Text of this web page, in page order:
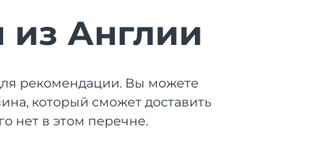
из Англии
рекомендации. Вы можете
который сможет доставить
нет в этом перечне.